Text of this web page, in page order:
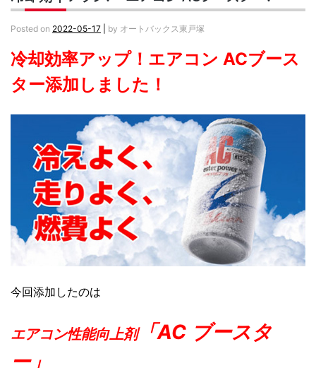
Posted on 2022-05-17 by オートバックス東戸塚
冷却効率アップ！エアコン ACブース
ター添加しました！
今回添加したのは
エアコン性能向上剤「AC ブースタ
ー」